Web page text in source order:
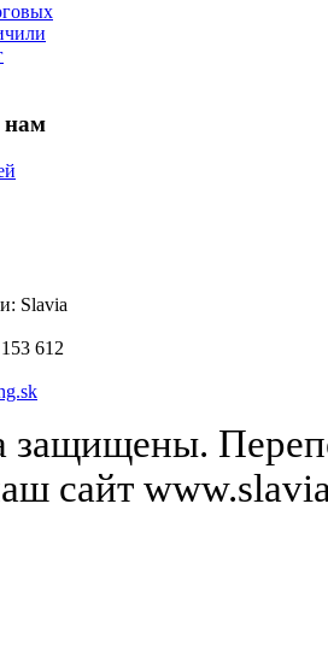
нам
Slavia
612
сайт